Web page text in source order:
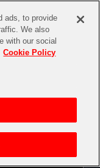
ト
理由－
ads, to provide
We also
with our social
Cookie Policy